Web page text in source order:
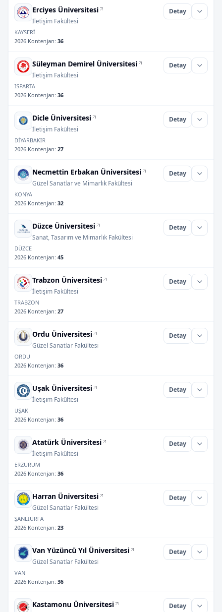
Erciyes Üniversitesi
İletişim Fakültesi
Detay
KAYSERİ
2026 Kontenjan: 36
Süleyman Demirel Üniversitesi
İletişim Fakültesi
Detay
ISPARTA
2026 Kontenjan: 36
Dicle Üniversitesi
İletişim Fakültesi
Detay
DİYARBAKIR
2026 Kontenjan: 27
Necmettin Erbakan Üniversitesi
Güzel Sanatlar ve Mimarlık Fakültesi
Detay
KONYA
2026 Kontenjan: 32
Düzce Üniversitesi
Sanat, Tasarım ve Mimarlık Fakültesi
Detay
DÜZCE
2026 Kontenjan: 45
Trabzon Üniversitesi
İletişim Fakültesi
Detay
TRABZON
2026 Kontenjan: 27
Ordu Üniversitesi
Güzel Sanatlar Fakültesi
Detay
ORDU
2026 Kontenjan: 36
Uşak Üniversitesi
İletişim Fakültesi
Detay
UŞAK
2026 Kontenjan: 36
Atatürk Üniversitesi
İletişim Fakültesi
Detay
ERZURUM
2026 Kontenjan: 36
Harran Üniversitesi
Güzel Sanatlar Fakültesi
Detay
ŞANLIURFA
2026 Kontenjan: 23
Van Yüzüncü Yıl Üniversitesi
Güzel Sanatlar Fakültesi
Detay
VAN
2026 Kontenjan: 36
Kastamonu Üniversitesi Detay